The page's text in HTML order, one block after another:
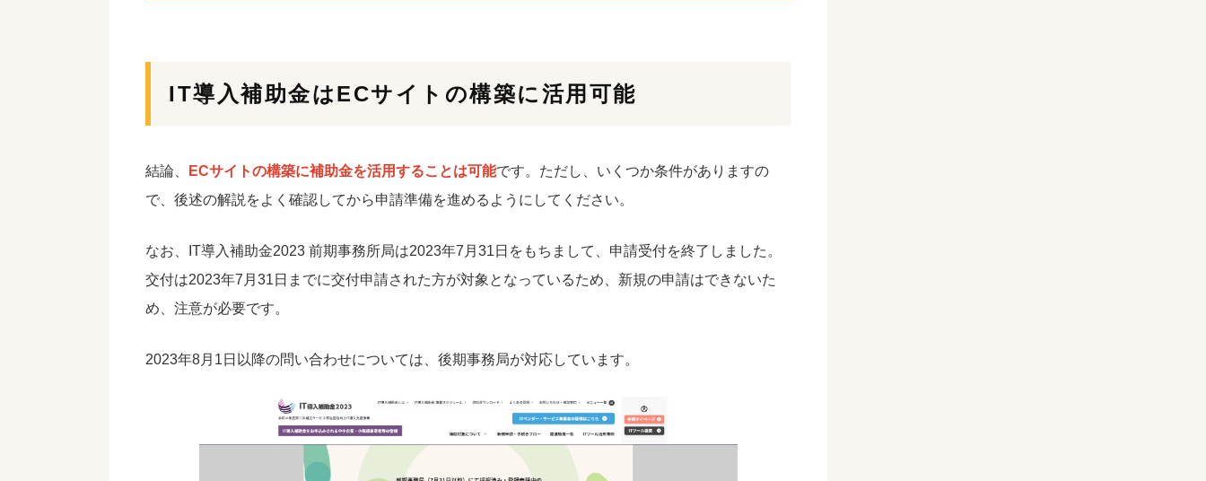
IT導入補助金はECサイトの構築に活用可能
結論、 ECサイトの構築に補助金を活用することは可能です。ただし、いくつか条件がありますの
で、後述の解説をよく確認してから申請準備を進めるようにしてください。
なお、IT導入補助金2023 前期事務所局は2023年7月31日をもちまして、申請受付を終了しました。
交付は2023年7月31日までに交付申請された方が対象となっているため、新規の申請はできないた
め、注意が必要です。
2023年8月1日以降の問い合わせについては、後期事務局が対応しています。